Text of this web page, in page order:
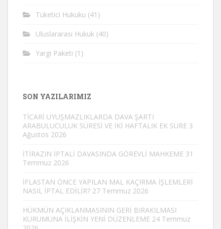
Tüketici Hukuku (41)
Uluslararası Hukuk (40)
Yargı Paketi (1)
SON YAZILARIMIZ
TİCARİ UYUŞMAZLIKLARDA DAVA ŞARTI
ARABULUCULUK SÜRESİ VE İKİ HAFTALIK EK SÜRE 3
Ağustos 2026
İTİRAZIN İPTALİ DAVASINDA GÖREVLİ MAHKEME 31
Temmuz 2026
İFLASTAN ÖNCE YAPILAN MAL KAÇIRMA İŞLEMLERİ
NASIL İPTAL EDİLİR? 27 Temmuz 2026
HÜKMÜN AÇIKLANMASININ GERİ BIRAKILMASI
KURUMUNA İLİŞKİN YENİ DÜZENLEME 24 Temmuz